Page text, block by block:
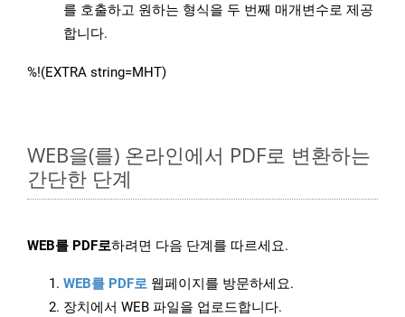
를 호출하고 원하는 형식을 두 번째 매개변수로 제공
합니다.
%!(EXTRA string=MHT)
WEB을(를) 온라인에서 PDF로 변환하는
간단한 단계
WEB를 PDF로하려면 다음 단계를 따르세요.
WEB를 PDF로 웹페이지를 방문하세요.
장치에서 WEB 파일을 업로드합니다.